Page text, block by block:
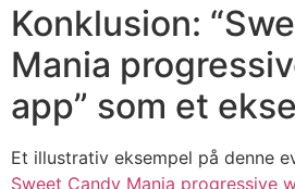
Konklusion:
Mania
app” som et
Et illustrativ eksempel på denne
Sweet Candy Mania progressive